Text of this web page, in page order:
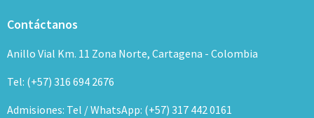
Contáctanos
Anillo Vial Km. 11 Zona Norte, Cartagena - Colombia
Tel: (+57) 316 694 2676
Admisiones: Tel / WhatsApp: (+57) 317 442 0161